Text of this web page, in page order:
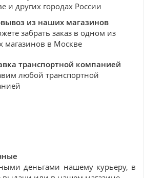
и других городах России
из наших магазинов
забрать заказ в одном из
магазинов в Москве
транспортной компанией
любой транспортной
деньгами нашему курьеру, в